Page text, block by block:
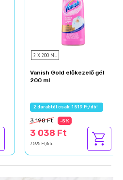
2 X 200 ML
Vanish Gold előkezelő gél
200 ml
2 darabtól csak: 1 519 Ft/db!
3 198 Ft -5%
3 038 Ft
7 595 Ft/liter